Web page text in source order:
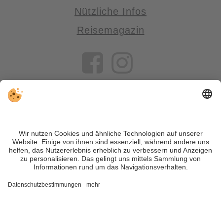
Nützliche Infos
Reisemagazin
VIVOSüdtirol ist das Reiseportal für alle, die Südtirol nicht nur
besuchen, sondern wirklich erleben wollen – inklusive Tipps,
tollen Unterkünften und Angeboten.
Trotz genauer Arbeit und ständigem Aktualisieren der Inhalte,